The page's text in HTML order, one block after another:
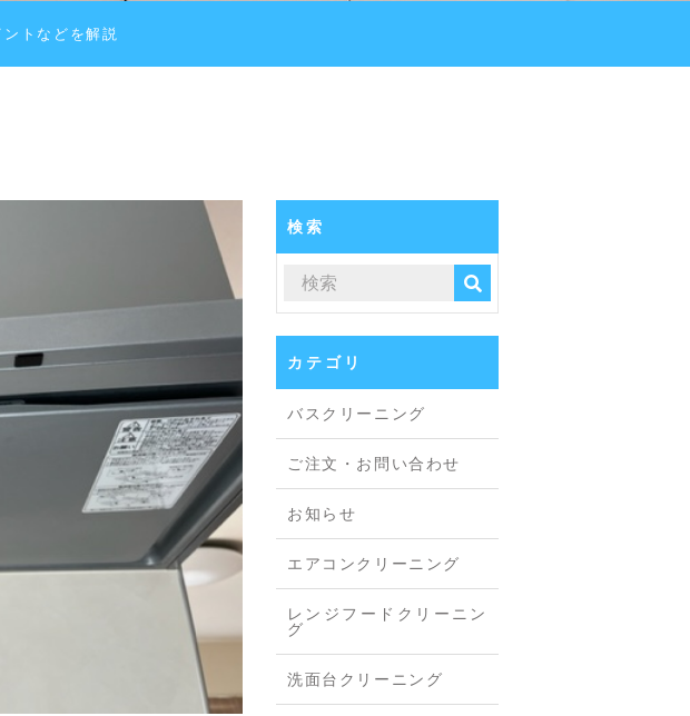
トなどを解説
検索
カテゴリ
バスクリーニング
ご注文・お問い合わせ
お知らせ
エアコンクリーニング
レンジフードクリーニン
グ
洗面台クリーニング